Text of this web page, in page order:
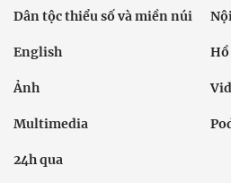
Dân tộc thiểu số và miền núi
English Hồ
Ảnh
Multimedia
24h qua